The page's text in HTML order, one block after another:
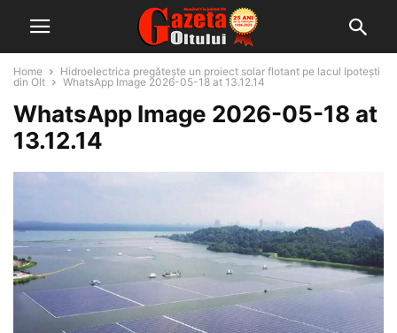
Home
Hidroelectrica pregătește un proiect solar flotant pe lacul Ipotești
din Olt
WhatsApp Image 2026-05-18 at 13.12.14
WhatsApp Image 2026-05-18 at
13.12.14